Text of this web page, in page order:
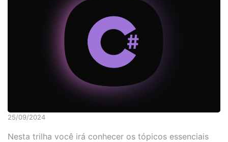
25/09/2024
Nesta trilha você irá conhecer os tópicos essenciais